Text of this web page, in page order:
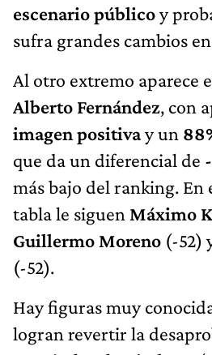
escenario públicoy
sufra grandes cambios
Al otro extremo aparece
Alberto Fernández, con
imagen positivay un
que da un diferencial de
más bajo del ranking. En
tabla le siguen Máximo
Guillermo Moreno (-52)
(-52).
Hay figuras muy
logran revertir la